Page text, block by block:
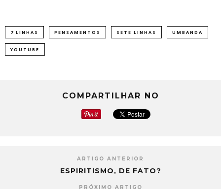
7 LINHAS PENSAMENTOS SETE LINHAS UMBANDA
YOUTUBE
COMPARTILHAR NO
ARTIGO ANTERIOR
ESPIRITISMO, DE FATO?
PRÓXIMO ARTIGO